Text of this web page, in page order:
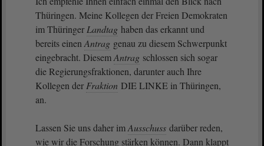
Thüringen. Meine Kollegen der Freien Demokraten
im Thüringer Landtag haben das erkannt und
bereits einen Antrag genau zu diesem Schwerpunkt
eingebracht. DiesemAntrag schlossen sich sogar
die Regierungsfraktionen, darunter auch Ihre
Kollegen der Fraktion DIE LINKE in Thüringen,
an.
Lassen Sie uns daher imAusschuss darüber reden,
wie wir die Forschung stärken können. Dann klappt